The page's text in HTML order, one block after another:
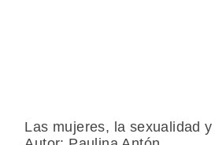
Las mujeres, la sexualidad